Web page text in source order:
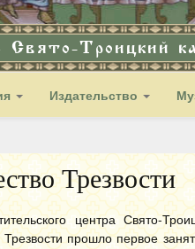
Свято-Троицкий
Издательство
Трезвости
центра Свято-
прошло первое